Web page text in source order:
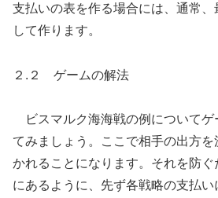
支払いの表を作る場合には、通常、
して作ります。
２.２ ゲームの解法
ビスマルク海海戦の例についてゲ
てみましょう。ここで相手の出方
かれることになります。それを防ぐ
にあるように、先ず各戦略の支払